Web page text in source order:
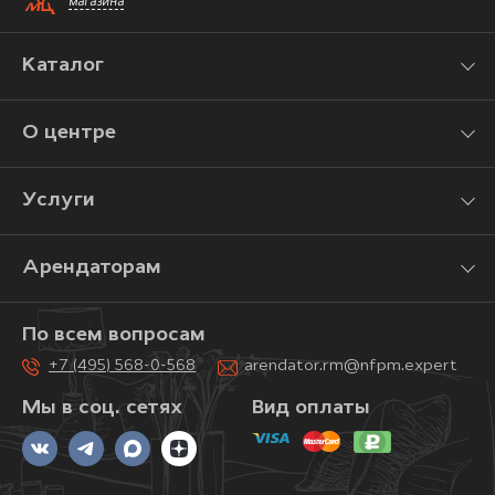
магазина
Каталог
О центре
Услуги
Арендаторам
Мы в соц. сетях
По всем вопросам
+7 (495) 568-0-568 arendator.rm@nfpm.expert
Вид оплаты